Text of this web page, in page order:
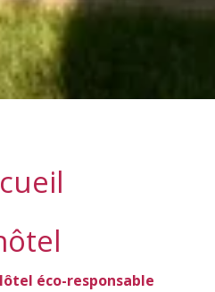
éco-responsable